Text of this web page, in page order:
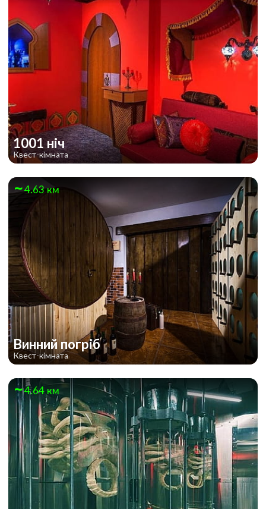
1001 ніч
Квест-кімната
4.63 км
Винний погріб
Квест-кімната
4.64 км